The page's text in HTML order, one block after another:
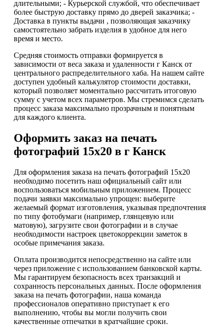
длительными; - Курьерской службой, что обеспечивает
более быструю доставку прямо до дверей заказчика; -
Доставка в пункты выдачи , позволяющая заказчику
самостоятельно забрать изделия в удобное для него
время и место.
Средняя стоимость отправки формируется в
зависимости от веса заказа и удаленности г Канск от
центрального распределительного хаба. На нашем сайте
доступен удобный калькулятор стоимости доставки,
который позволяет моментально рассчитать итоговую
сумму с учетом всех параметров. Мы стремимся сделать
процесс заказа максимально прозрачным и понятным
для каждого клиента.
Оформить заказ на печать
фотографий 15х20 в г Канск
Для оформления заказа на печать фотографий 15х20
необходимо посетить наш официальный сайт или
воспользоваться мобильным приложением. Процесс
подачи заявки максимально упрощен: выберите
желаемый формат изготовления, указывая предпочтения
по типу фотобумаги (например, глянцевую или
матовую), загрузите свои фотографии и в случае
необходимости настроек цветокоррекции заметок в
особые примечания заказа.
Оплата производится непосредственно на сайте или
через приложение с использованием банковской карты.
Мы гарантируем безопасность всех транзакций и
сохранность персональных данных. После оформления
заказа на печать фотографии, наша команда
профессионалов оперативно приступает к его
выполнению, чтобы вы могли получить свои
качественные отпечатки в кратчайшие сроки.